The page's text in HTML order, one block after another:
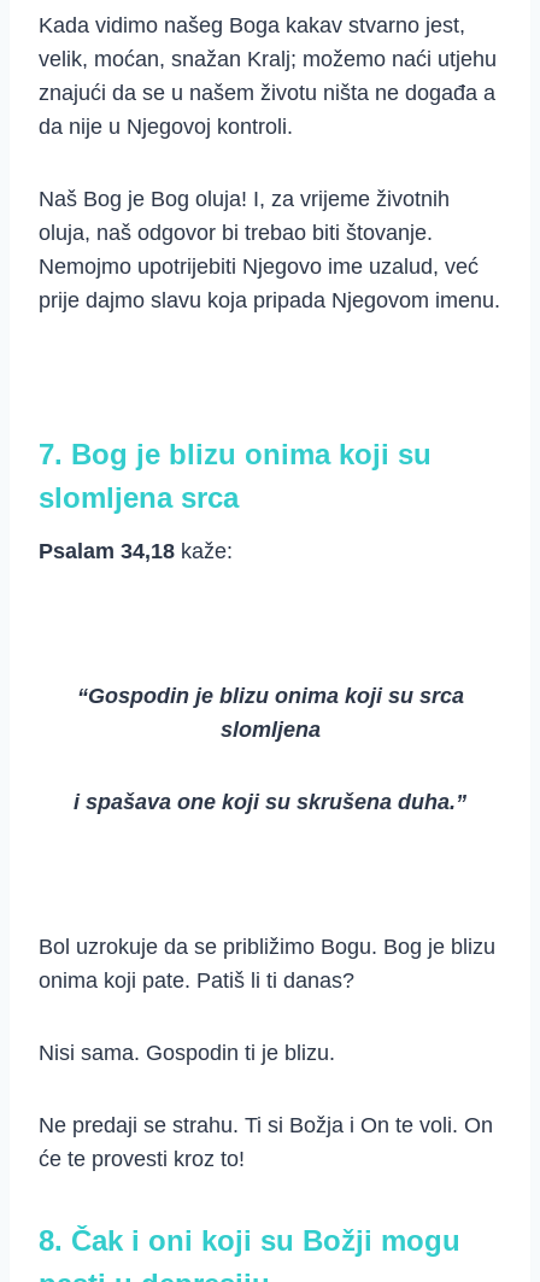
Kada vidimo našeg Boga kakav stvarno jest,
velik, moćan, snažan Kralj; možemo naći utjehu
znajući da se u našem životu ništa ne događa a
da nije u Njegovoj kontroli.
Naš Bog je Bog oluja! I, za vrijeme životnih
oluja, naš odgovor bi trebao biti štovanje.
Nemojmo upotrijebiti Njegovo ime uzalud, već
prije dajmo slavu koja pripada Njegovom imenu.
7. Bog je blizu onima koji su
slomljena srca
Psalam 34,18 kaže:
“Gospodin je blizu onima koji su srca
slomljena
i spašava one koji su skrušena duha.”
Bol uzrokuje da se približimo Bogu. Bog je blizu
onima koji pate. Patiš li ti danas?
Nisi sama. Gospodin ti je blizu.
Ne predaji se strahu. Ti si Božja i On te voli. On
će te provesti kroz to!
8. Čak i oni koji su Božji mogu